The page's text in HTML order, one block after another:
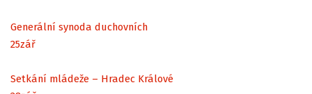
Generální synoda duchovních
25zář
Setkání mládeže – Hradec Králové